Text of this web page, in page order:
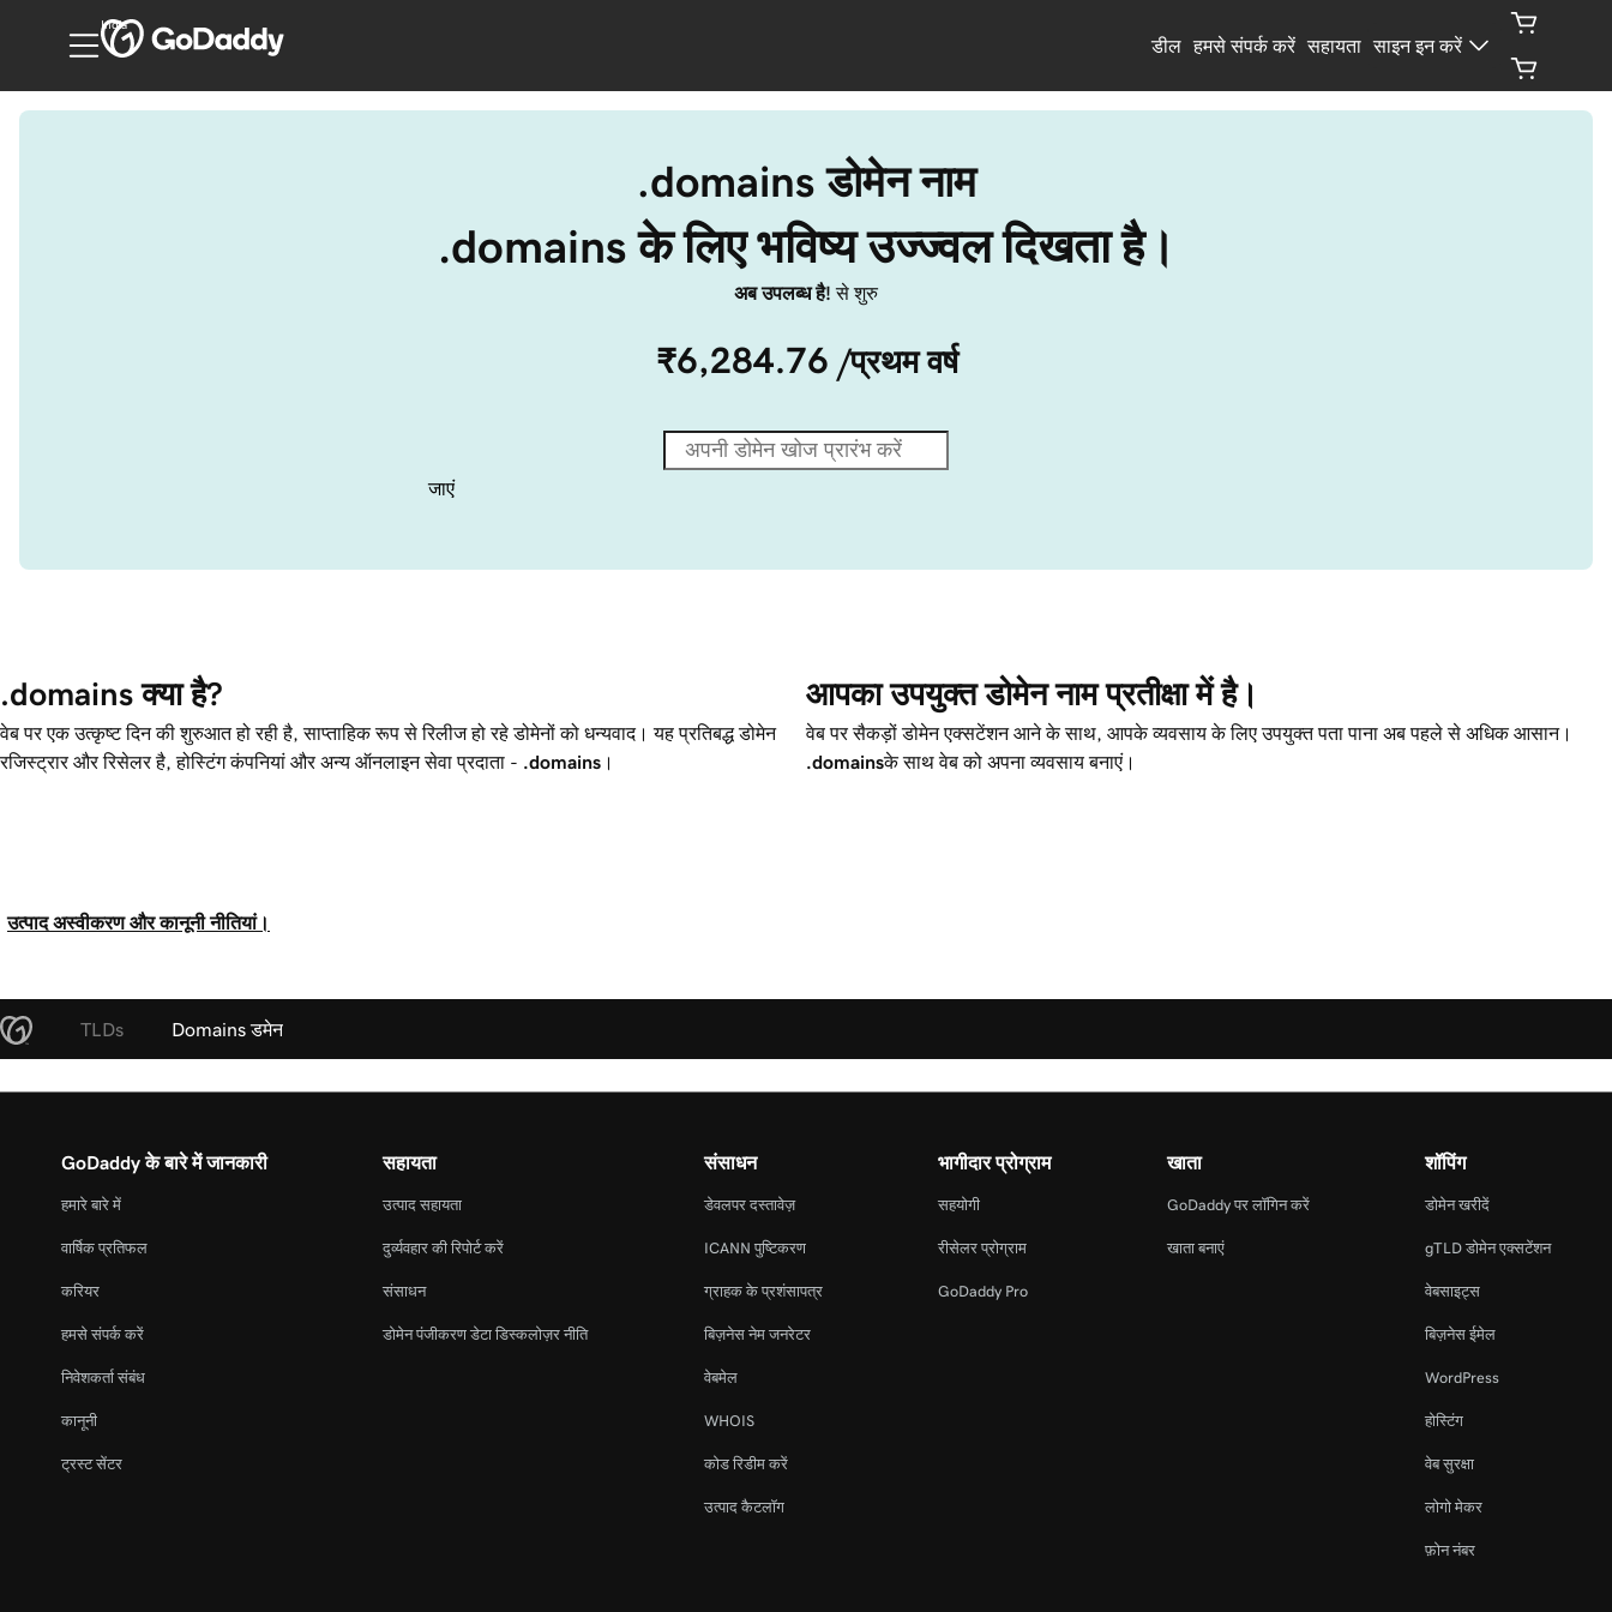
India
डील हमसे संपर्क करें सहायता साइन इन करें
.domains डोमेन नाम
.domains के लिए भविष्य उज्ज्वल दिखता है।
अब उपलब्ध है!से शुरु
₹6,284.76 /प्रथम वर्ष
जाएं
.domains क्या है?
वेब पर एक उत्कृष्ट दिन की शुरुआत हो रही है, साप्ताहिक रूप से रिलीज हो रहे डोमेनों को धन्यवाद। यह प्रतिबद्ध डोमेन
रजिस्ट्रार और रिसेलर है, होस्टिंग कंपनियां और अन्य ऑनलाइन सेवा प्रदाता - .domains ।
आपका उपयुक्त डोमेन नाम प्रतीक्षा में है।
वेब पर सैकड़ों डोमेन एक्सटेंशन आने के साथ, आपके व्यवसाय के लिए उपयुक्त पता पाना अब पहले से अधिक आसान।
.domainsके साथ वेब को अपना व्यवसाय बनाएं।
उत्पाद अस्वीकरण और कानूनी नीतियां।
TLDs Domains डमेन
GoDaddy के बारे में जानकारी
हमारे बारे में
वार्षिक प्रतिफल
करियर
हमसे संपर्क करें
निवेशकर्ता संबंध
कानूनी
ट्रस्ट सेंटर
सहायता
उत्पाद सहायता
दुर्व्यवहार की रिपोर्ट करें
संसाधन
डोमेन पंजीकरण डेटा डिस्कलोज़र नीति
संसाधन
डेवलपर दस्तावेज़
ICANN पुष्टिकरण
ग्राहक के प्रशंसापत्र
बिज़नेस नेम जनरेटर
वेबमेल
WHOIS
कोड रिडीम करें
उत्पाद कैटलॉग
भागीदार प्रोग्राम
सहयोगी
रीसेलर प्रोग्राम
GoDaddy Pro
खाता
GoDaddy पर लॉगिन करें
खाता बनाएं
शॉपिंग
डोमेन खरीदें
gTLD डोमेन एक्सटेंशन
वेबसाइट्स
बिज़नेस ईमेल
WordPress
होस्टिंग
वेब सुरक्षा
लोगो मेकर
फ़ोन नंबर